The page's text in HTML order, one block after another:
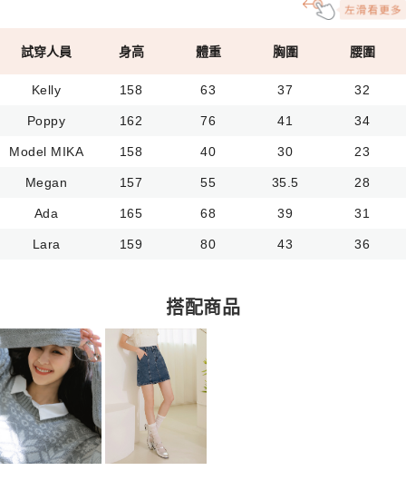
試穿人員 身高 體重 胸圍 腰圍
Kelly 158 63 37 32
Poppy 162 76 41 34
Model MIKA 158 40 30 23
Megan 157 55 35.5 28
Ada 165 68 39 31
Lara 159 80 43 36
搭配商品